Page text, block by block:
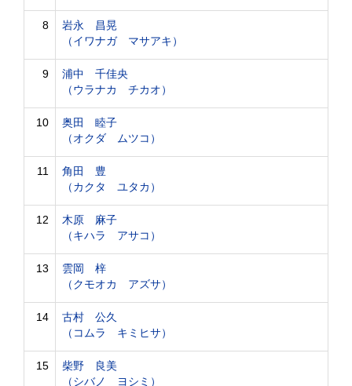
8
岩永 昌晃
（イワナガ マサアキ）
9
浦中 千佳央
（ウラナカ チカオ）
10
奥田 睦子
（オクダ ムツコ）
11
角田 豊
（カクタ ユタカ）
12
木原 麻子
（キハラ アサコ）
13
雲岡 梓
（クモオカ アズサ）
14
古村 公久
（コムラ キミヒサ）
15
柴野 良美
（シバノ ヨシミ）